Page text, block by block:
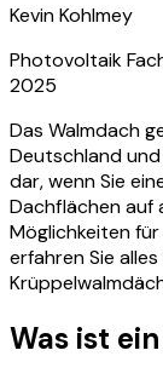
Kevin Kohlmey
Photovoltaik
2025
Das Walmdach
Deutschland
dar, wenn Sie
Dachflächen auf
Möglichkeiten
erfahren Sie
Was ist